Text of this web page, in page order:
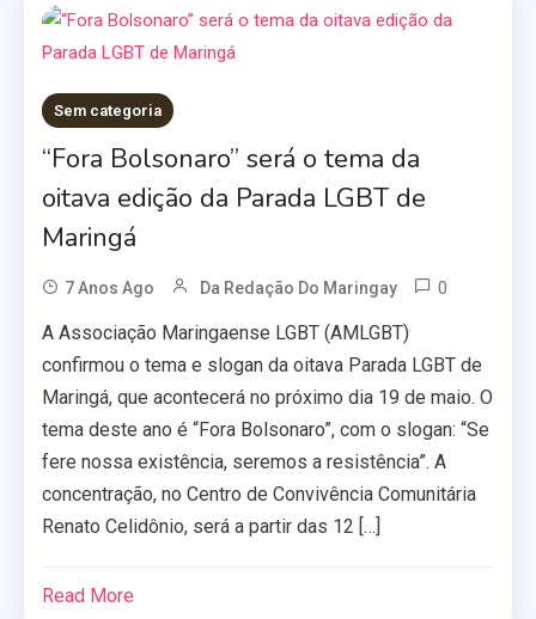
Sem categoria
“Fora Bolsonaro” será o tema da
oitava edição da Parada LGBT de
Maringá
7 Anos Ago Da Redação Do Maringay 0
A Associação Maringaense LGBT (AMLGBT)
confirmou o tema e slogan da oitava Parada LGBT de
Maringá, que acontecerá no próximo dia 19 de maio. O
tema deste ano é “Fora Bolsonaro”, com o slogan: “Se
fere nossa existência, seremos a resistência”. A
concentração, no Centro de Convivência Comunitária
Renato Celidônio, será a partir das 12 […]
Read More